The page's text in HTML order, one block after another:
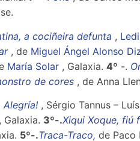
a cociñeira defunta ,
, de Miguel Ángel Alonso
María Solar , Galaxia. 4º -.
de cores , de Anna
Alegría! , Sérgio Tannus –
Galaxia. 3º-.Xiqui Xoque, fiú
5º-.Traca-Traco, de Paco